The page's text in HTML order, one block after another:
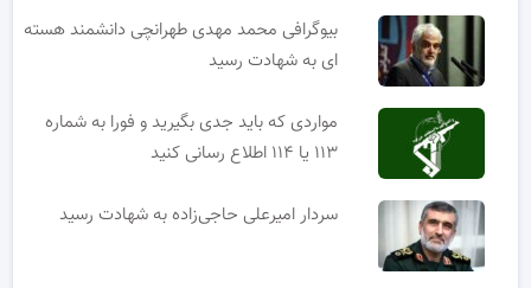
بیوگرافی محمد مهدی طهرانچی دانشمند هسته
ای به شهادت رسید
مواردی که باید جدی بگیرید و فورا به شماره
۱۱۳ یا ۱۱۴ اطلاع رسانی کنید
سردار امیرعلی حاجی‌زاده به شهادت رسید